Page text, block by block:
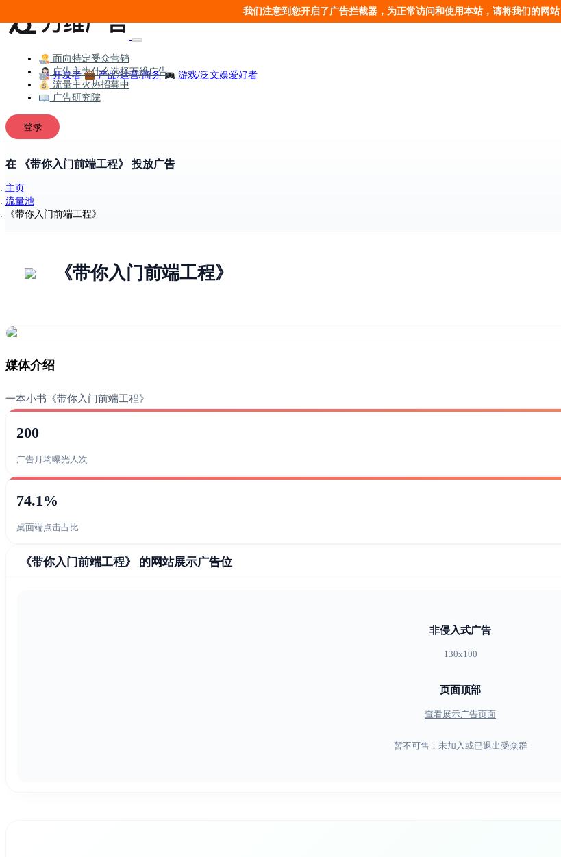
面向特定受众营销
开发者
产品/运营/商务 游戏/泛文娱爱好者
广告主为什么选择万维广告
流量主火热招募中
广告研究院
登录
在 《带你入门前端工程》 投放广告
主页
流量池
《带你入门前端工程》
《带你入门前端工程》
媒体介绍
一本小书《带你入门前端工程》
200
广告月均曝光人次
74.1%
桌面端点击占比
《带你入门前端工程》 的网站展示广告位
非侵入式广告
130x100
页面顶部
查看展示广告页面
暂不可售：未加入或已退出受众群
我们注意到您开启了广告拦截器，为正常访问和使用本站，请将我们的网站